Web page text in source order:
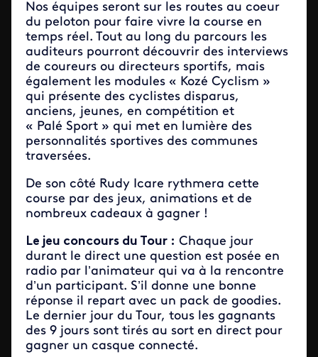
Nos équipes seront sur les routes au coeur
du peloton pour faire vivre la course en
temps réel. Tout au long du parcours les
auditeurs pourront découvrir des interviews
de coureurs ou directeurs sportifs, mais
également les modules « Kozé Cyclism »
qui présente des cyclistes disparus,
anciens, jeunes, en compétition et
« Palé Sport » qui met en lumière des
personnalités sportives des communes
traversées.
De son côté Rudy Icare rythmera cette
course par des jeux, animations et de
nombreux cadeaux à gagner !
Le jeu concours du Tour : Chaque jour
durant le direct une question est posée en
radio par l’animateur qui va à la rencontre
d’un participant. S’il donne une bonne
réponse il repart avec un pack de goodies.
Le dernier jour du Tour, tous les gagnants
des 9 jours sont tirés au sort en direct pour
gagner un casque connecté.